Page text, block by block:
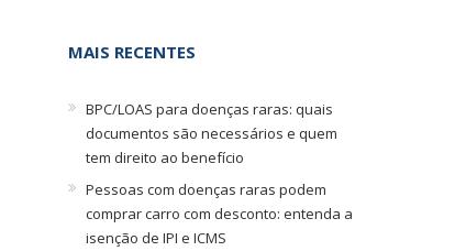
MAIS RECENTES
BPC/LOAS para doenças raras: quais
documentos são necessários e quem
tem direito ao benefício
Pessoas com doenças raras podem
comprar carro com desconto: entenda a
isenção de IPI e ICMS